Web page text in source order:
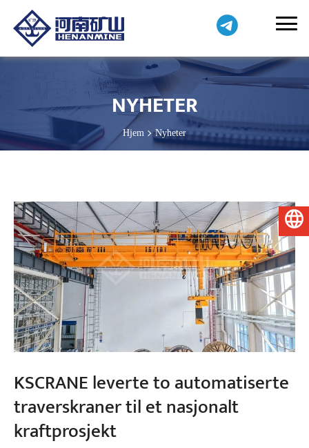
NYHETER
Hjem Nyheter
KSCRANE leverte to automatiserte
traverskraner til et nasjonalt
kraftprosjekt
Norsk